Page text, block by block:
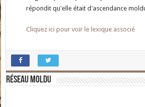
répondit qu'elle était d'ascendance
Cliquez ici pour voir le lexique associé
Réseau moldu